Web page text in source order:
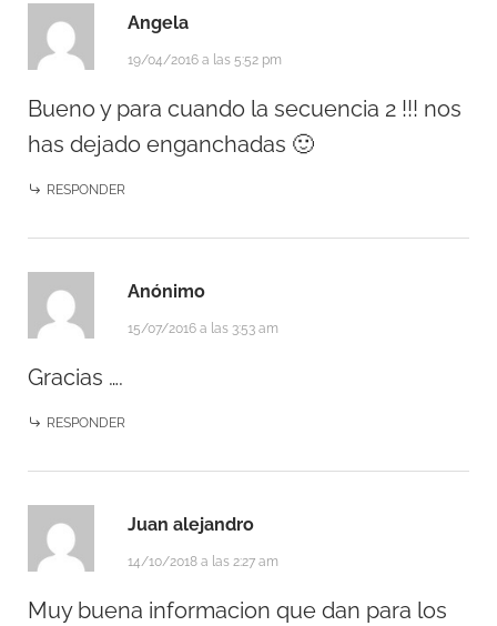
Angela
19/04/2016 a las 5:52 pm
Bueno y para cuando la secuencia 2 !!! nos
has dejado enganchadas 🙂
RESPONDER
Anónimo
15/07/2016 a las 3:53 am
Gracias ….
RESPONDER
Juan alejandro
14/10/2018 a las 2:27 am
Muy buena informacion que dan para los